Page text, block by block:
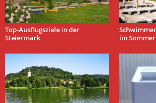
Top-Ausflugsziele in der
Steiermark
im Sommer